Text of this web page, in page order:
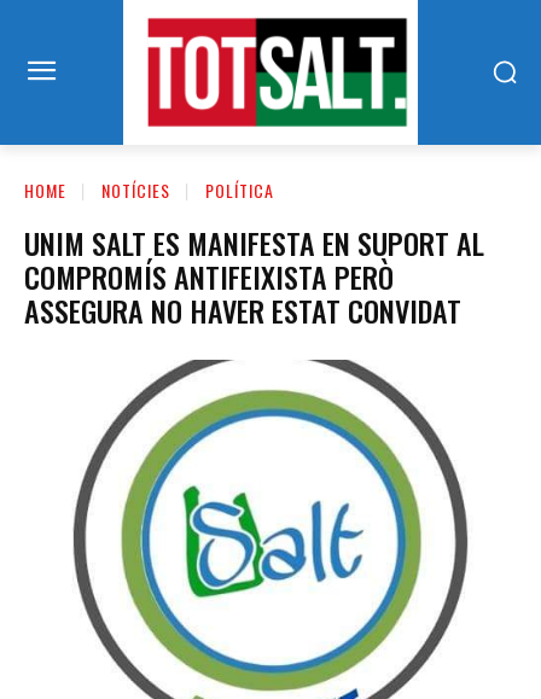
HOME NOTÍCIES POLÍTICA
UNIM SALT ES MANIFESTA EN SUPORT AL
COMPROMÍS ANTIFEIXISTA PERÒ
ASSEGURA NO HAVER ESTAT CONVIDAT